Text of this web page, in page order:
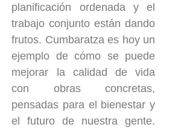
planificación ordenada y el
trabajo conjunto están dando
frutos. Cumbaratza es hoy un
ejemplo de cómo se puede
mejorar la calidad de vida
con obras concretas,
pensadas para el bienestar y
el futuro de nuestra gente.